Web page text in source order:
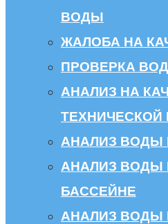
ВОДЫ
ЖАЛОБА НА
ПРОВЕРКА
АНАЛИЗ НА
АНАЛИЗ ВОДЫ
АНАЛИЗ ВОДЫ
БАССЕЙНЕ
АНАЛИЗ ВОДЫ